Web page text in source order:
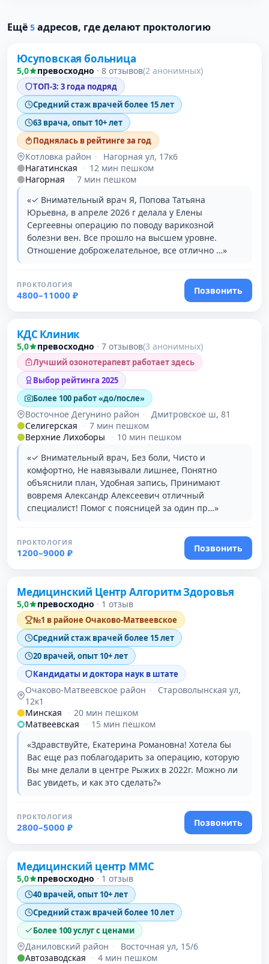
Ещё 5 адресов, где делают проктологию
Проверено
Юсуповская больница
5,0 превосходно · 8 отзывов(2 анонимных)
ТОП-3: 3 года подряд
Средний стаж врачей более 15 лет
63 врача, опыт 10+ лет
Поднялась в рейтинге за год
Котловка район ·
Нагорная ул, 17к6
Нагатинская
· 12 мин пешком
Нагорная
· 7 мин пешком
«✓ Внимательный врач Я, Попова Татьяна
Юрьевна, в апреле 2026 г делала у Елены
Сергеевны операцию по поводу варикозной
болезни вен. Все прошло на высшем уровне.
Отношение доброжелательное, все отлично …»
ПРОКТОЛОГИЯ
4800–11000 ₽
Позвонить
Проверено
КДС Клиник
5,0 превосходно · 7 отзывов(3 анонимных)
Лучший озонотерапевт работает здесь
Выбор рейтинга 2025
Более 100 работ «до/после»
Восточное Дегунино район · Дмитровское ш, 81
Селигерская
· 7 мин пешком
Верхние Лихоборы
· 10 мин пешком
«✓ Внимательный врач, Без боли, Чисто и
комфортно, Не навязывали лишнее, Понятно
объяснили план, Удобная запись, Принимают
вовремя Александр Алексеевич отличный
специалист! Помог с поясницей за один пр…»
ПРОКТОЛОГИЯ
1200–9000 ₽
Позвонить
Проверено
Медицинский Центр Алгоритм Здоровья
5,0 превосходно · 1 отзыв
№1 в районе Очаково-Матвеевское
Средний стаж врачей более 15 лет
20 врачей, опыт 10+ лет
Кандидаты и доктора наук в штате
Очаково-Матвеевское район ·
Староволынская ул,
12к1
Минская
· 20 мин пешком
Матвеевская
· 15 мин пешком
«Здравствуйте, Екатерина Романовна! Хотела бы
Вас еще раз поблагодарить за операцию, которую
Вы мне делали в центре Рыжих в 2022г. Можно ли
Вас увидеть, и как это сделать?»
ПРОКТОЛОГИЯ
2800–5000 ₽
Позвонить
Проверено давно
Медицинский центр ММС
5,0 превосходно · 1 отзыв
40 врачей, опыт 10+ лет
Средний стаж врачей более 10 лет
Более 100 услуг с ценами
Даниловский район ·
Восточная ул, 15/6
Автозаводская
· 4 мин пешком